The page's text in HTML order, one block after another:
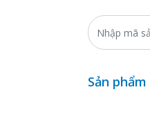
Sản phẩm